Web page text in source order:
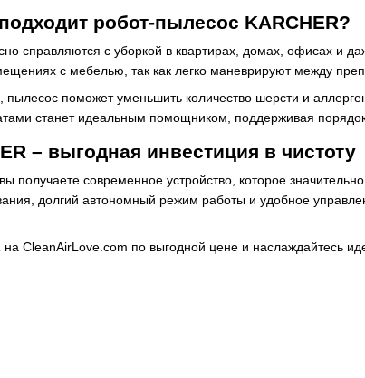
робот-пылесос KARCHER?
справляются с уборкой в квартирах, домах, офисах и
с мебелью, так как легко маневрируют между
поможет уменьшить количество шерсти и
станет идеальным помощником, поддерживая порядок
– выгодная инвестиция в чистоту
получаете современное устройство, которое
долгий автономный режим работы и удобное
CleanAirLove.com по выгодной цене и наслаждайтесь